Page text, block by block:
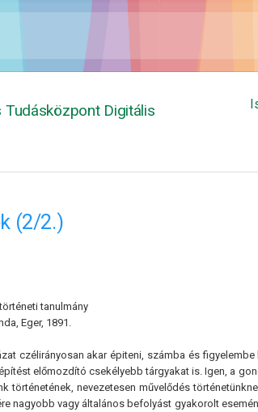
Tudásközpont Digitális
(2/2.)
tanulmány
Eger, 1891.
czélirányosan akar épiteni, számba és
előmozdító csekélyebb tárgyakat is. Igen, a
történetének, nevezetesen művelődés
nagyobb vagy általános befolyást gyakorolt